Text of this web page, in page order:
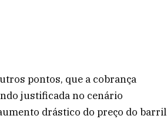
pontos, que a cobrança
justificada no cenário
drástico do preço do barril